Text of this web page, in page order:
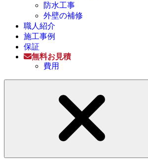
防水工事
外壁の補修
職人紹介
施工事例
保証
無料お見積
費用